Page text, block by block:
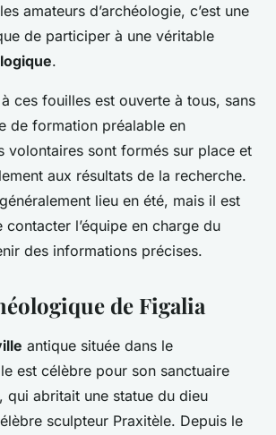
amateurs d’archéologie, c’est une
de participer à une véritable
.
ces fouilles est ouverte à tous, sans
de formation préalable en
volontaires sont formés sur place et
aux résultats de la recherche.
lieu en été, mais il est
contacter l’équipe en charge du
des informations précises.
de Figalia
antique située dans le
est célèbre pour son sanctuaire
qui abritait une statue du dieu
sculpteur Praxitèle. Depuis le